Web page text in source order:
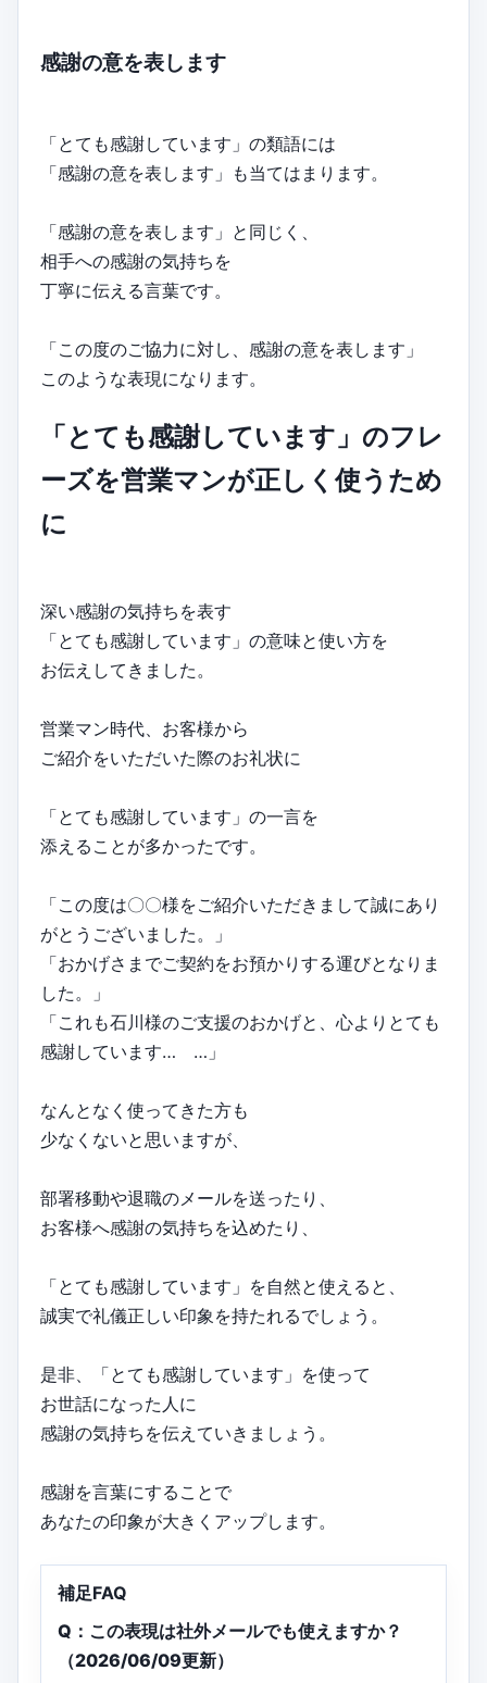
感謝の意を表します
「とても感謝しています」の類語には
「感謝の意を表します」も当てはまります。
「感謝の意を表します」と同じく、
相手への感謝の気持ちを
丁寧に伝える言葉です。
「この度のご協力に対し、感謝の意を表します」
このような表現になります。
「とても感謝しています」のフレ
ーズを営業マンが正しく使うため
に
深い感謝の気持ちを表す
「とても感謝しています」の意味と使い方を
お伝えしてきました。
営業マン時代、お客様から
ご紹介をいただいた際のお礼状に
「とても感謝しています」の一言を
添えることが多かったです。
「この度は〇〇様をご紹介いただきまして誠にあり
がとうございました。」
「おかげさまでご契約をお預かりする運びとなりま
した。」
「これも石川様のご支援のおかげと、心よりとても
感謝しています… …」
なんとなく使ってきた方も
少なくないと思いますが、
部署移動や退職のメールを送ったり、
お客様へ感謝の気持ちを込めたり、
「とても感謝しています」を自然と使えると、
誠実で礼儀正しい印象を持たれるでしょう。
是非、「とても感謝しています」を使って
お世話になった人に
感謝の気持ちを伝えていきましょう。
感謝を言葉にすることで
あなたの印象が大きくアップします。
補足FAQ
Q：この表現は社外メールでも使えますか？
（2026/06/09更新）